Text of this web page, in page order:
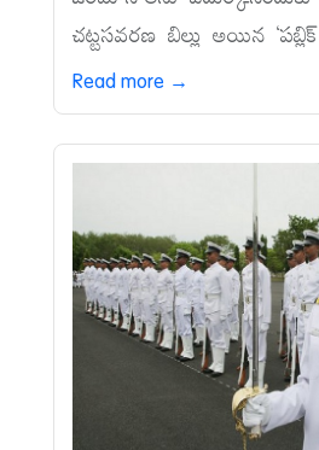
చట్టసవరణ బిల్లు అయిన
Read more →